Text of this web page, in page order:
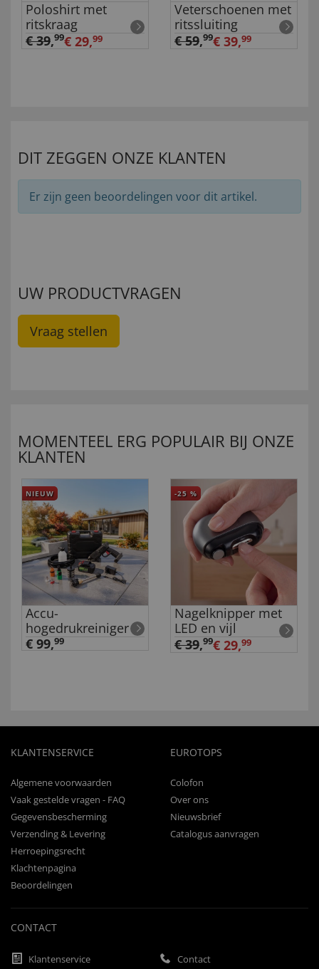
Poloshirt met
ritskraag
€ 39,99€ 29,99
Veterschoenen met
ritssluiting
€ 59,99€ 39,99
DIT ZEGGEN ONZE KLANTEN
Er zijn geen beoordelingen voor dit artikel.
UW PRODUCTVRAGEN
Vraag stellen
MOMENTEEL ERG POPULAIR BIJ ONZE
KLANTEN
NIEUW
Accu-
hogedrukreiniger
€ 99,99
-25 %
Nagelknipper met
LED en vijl
€ 39,99€ 29,99
KLANTENSERVICE
Algemene voorwaarden
Vaak gestelde vragen - FAQ
Gegevensbescherming
Verzending & Levering
Herroepingsrecht
Klachtenpagina
Beoordelingen
EUROTOPS
Colofon
Over ons
Nieuwsbrief
Catalogus aanvragen
CONTACT
Klantenservice Contact